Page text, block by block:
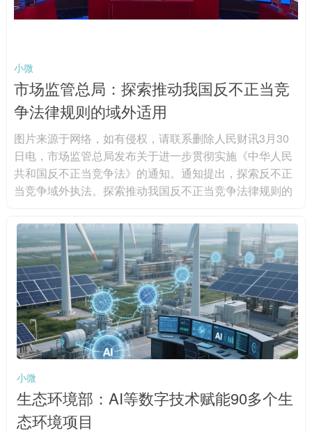
小微
市场监管总局：探索推动我国反不正当竞
争法律规则的域外适用
图片来源于网络，如有侵权，请联系删除人民财讯3月30
日电，市场监管总局发布关于进一步贯彻实施《中华人民
共和国反不正当竞争法》的通知。通知提出，探索反不正
当竞争域外执法。探索推动我国反不正当竞争法律规则的
商业诋毁、侵犯商业秘密等不正当竞争行为，扰乱境内市
场竞争秩序，损害境内经营者或者消费者合法权益的，坚
决予以打击，保障我国产业链供应链安全，维护我国国家
和企业利益。积极探索域外执法实践，加快建设专门的涉
外执法人才队伍，支持有条件的...
小微
生态环境部：AI等数字技术赋能90多个生
态环境项目